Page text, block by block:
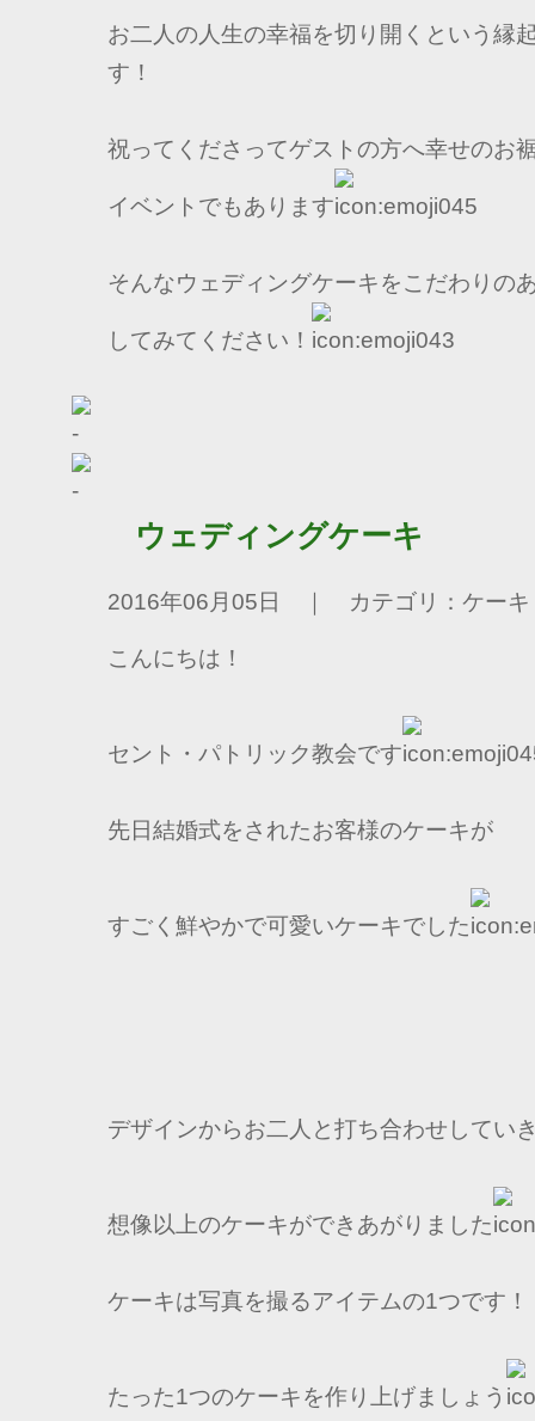
お二人の人生の幸福を切り開くという縁
す！
祝ってくださってゲストの方へ幸せのお
イベントでもあります
そんなウェディングケーキをこだわりの
してみてください！
ウェディングケーキ
2016年06月05日 ｜ カテゴリ：ケーキ
こんにちは！
セント・パトリック教会です
先日結婚式をされたお客様のケーキが
すごく鮮やかで可愛いケーキでした
デザインからお二人と打ち合わせしてい
想像以上のケーキができあがりました
ケーキは写真を撮るアイテムの1つです！
たった1つのケーキを作り上げましょう